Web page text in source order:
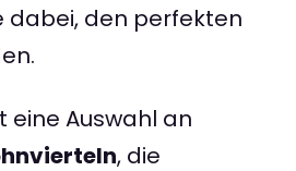
dabei, den perfekten
eine Auswahl an
, die